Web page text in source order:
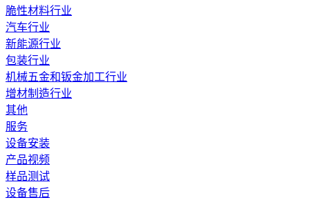
脆性材料行业
汽车行业
新能源行业
包装行业
机械五金和钣金加工行业
增材制造行业
其他
服务
设备安装
产品视频
样品测试
设备售后